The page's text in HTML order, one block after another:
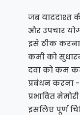
जब याददाश्त
और उपचार
इसे ठीक करना
कमी को
दवा को कम
प्रबंधन करना
प्रभावित
इसलिए पूर्ण